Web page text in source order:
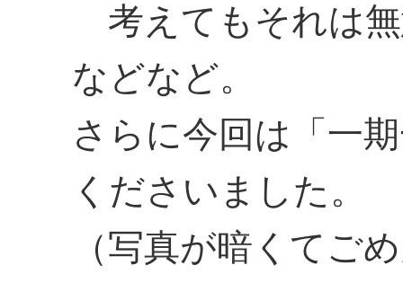
考えてもそれは
などなど。
さらに今回は「一
くださいました。
（写真が暗くてご